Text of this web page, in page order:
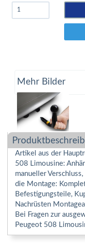
Mehr Bilder
Artikel aus der
508 Limousine:
manueller
die Montage:
Befestigungsteile,
Nachrüsten
Bei Fragen zur
Peugeot 508